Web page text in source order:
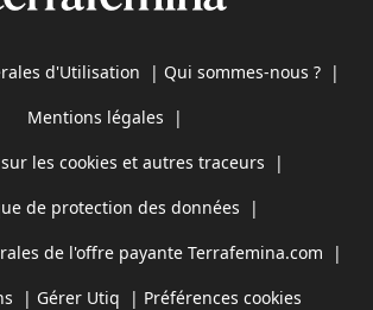
d'Utilisation | Qui sommes-nous ? |
Mentions légales |
les cookies et autres traceurs |
de protection des données |
de l'offre payante Terrafemina.com |
| Gérer Utiq | Préférences cookies